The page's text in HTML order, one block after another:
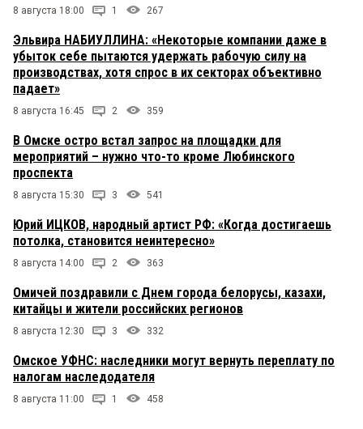
8 августа 18:00 1 267
Эльвира НАБИУЛЛИНА: «Некоторые компании даже в
убыток себе пытаются удержать рабочую силу на
производствах, хотя спрос в их секторах объективно
падает»
8 августа 16:45 2 359
В Омске остро встал запрос на площадки для
мероприятий – нужно что-то кроме Любинского
проспекта
8 августа 15:30 3 541
Юрий ИЦКОВ, народный артист РФ: «Когда достигаешь
потолка, становится неинтересно»
8 августа 14:00 2 363
Омичей поздравили с Днем города белорусы, казахи,
китайцы и жители российских регионов
8 августа 12:30 3 332
Омское УФНС: наследники могут вернуть переплату по
налогам наследодателя
8 августа 11:00 1 458